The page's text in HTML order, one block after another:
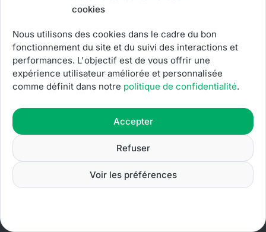
cookies
Nous utilisons des cookies dans le cadre du bon
fonctionnement du site et du suivi des interactions et
performances. L'objectif est de vous offrir une
expérience utilisateur améliorée et personnalisée
comme définit dans notre politique de confidentialité.
Accepter
Refuser
Voir les préférences
une évaluation précise de votre véhicule. Profitez
besoins sont notre priorité. Chez Sécuritest, nous
faisons de votre satisfaction notre mission. Confiez-
nous votre contrôle technique et conduisez l’esprit
tranquille.
Prendre rendez-vous
04 95 043 043